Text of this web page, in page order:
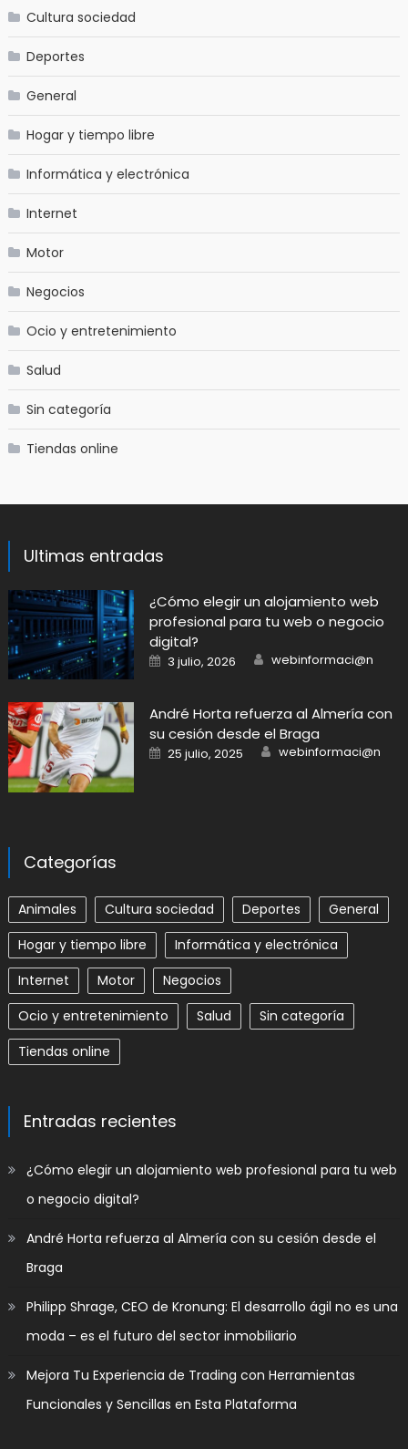
Cultura sociedad
Deportes
General
Hogar y tiempo libre
Informática y electrónica
Internet
Motor
Negocios
Ocio y entretenimiento
Salud
Sin categoría
Tiendas online
Ultimas entradas
​¿Cómo elegir un alojamiento web
profesional para tu web o negocio
digital?
Posted
on
3 julio, 2026 Author
webinformaci@n
André Horta refuerza al Almería con
su cesión desde el Braga
Posted
on
25 julio, 2025 Author
webinformaci@n
Categorías
Animales Cultura sociedad Deportes
General
Hogar y tiempo libre
Informática y electrónica
Internet
Motor
Negocios
Ocio y entretenimiento
Salud
Sin categoría
Tiendas online
Entradas recientes
​¿Cómo elegir un alojamiento web profesional para tu web
o negocio digital?
André Horta refuerza al Almería con su cesión desde el
Braga
Philipp Shrage, CEO de Kronung: El desarrollo ágil no es una
moda – es el futuro del sector inmobiliario
Mejora Tu Experiencia de Trading con Herramientas
Funcionales y Sencillas en Esta Plataforma